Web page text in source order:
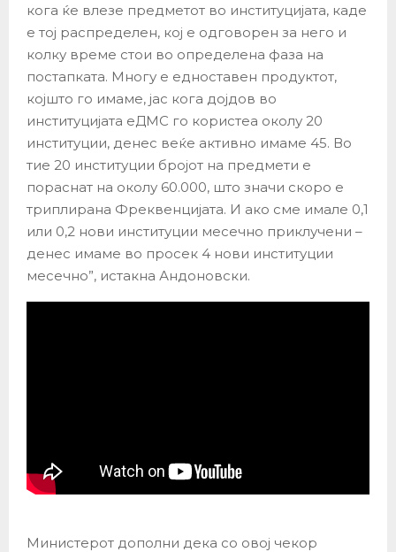
кога ќе влезе предметот во институцијата, каде
е тој распределен, кој е одговорен за него и
колку време стои во определена фаза на
постапката. Многу е едноставен продуктот,
којшто го имаме, јас кога дојдов во
институцијата еДМС го користеа околу 20
институции, денес веќе активно имаме 45. Во
тие 20 институции бројот на предмети е
пораснат на околу 60.000, што значи скоро е
триплирана Фреквенцијата. И ако сме имале 0,1
или 0,2 нови институции месечно приклучени –
денес имаме во просек 4 нови институции
месечно”, истакна Андоновски.
Министерот дополни дека со овој чекор